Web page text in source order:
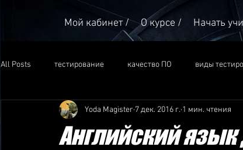
Мой кабинет / О курсе / Начать
All Posts тестирование качество ПО виды
автоматизированное тестирование основы
Английский язык
Yoda Magister 7 дек. 2016 г. 1 мин. чтения